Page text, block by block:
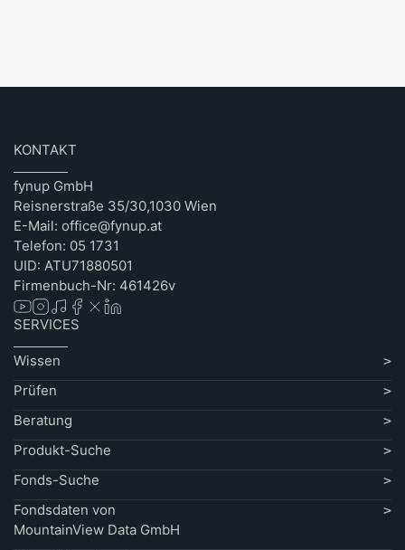
KONTAKT
fynup GmbH
Reisnerstraße 35/30,1030 Wien
E-Mail: office@fynup.at
Telefon: 05 1731
UID: ATU71880501
Firmenbuch-Nr: 461426v
SERVICES
Wissen
Prüfen
Beratung
Produkt-Suche
Fonds-Suche
Fondsdaten von
MountainView Data GmbH